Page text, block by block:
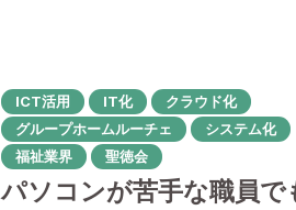
ICT活用 IT化
クラウド化
グループホームルーチェ
システム化
福祉業界
聖徳会
パソコンが苦手な職員で